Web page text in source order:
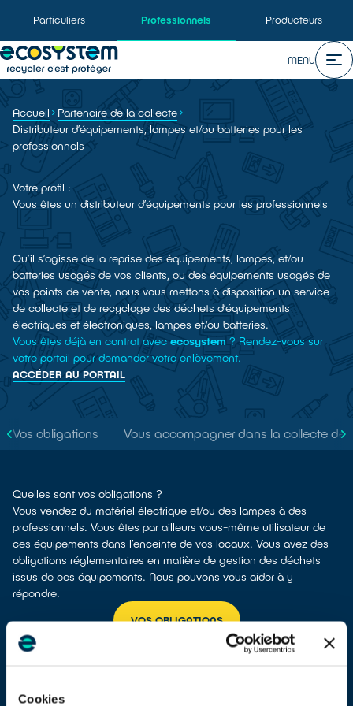
Cookies
Particuliers Professionnels Producteurs
MENU
Accueil
Partenaire de la collecte
Distributeur d’équipements, lampes et/ou batteries pour les
professionnels
Votre profil :
Vous êtes un distributeur d’équipements pour les professionnels
Qu’il s’agisse de la reprise des équipements, lampes, et/ou
batteries usagés de vos clients, ou des équipements usagés de
vos points de vente, nous vous mettons à disposition un service
de collecte et de recyclage des déchets d’équipements
électriques et électroniques, lampes et/ou batteries.
Vous êtes déjà en contrat avec ecosystem ? Rendez-vous sur
votre portail pour demander votre enlèvement.
ACCÉDER AU PORTAIL
Vos obligations Vous accompagner dans la collecte
Quelles sont vos obligations ?
Vous vendez du matériel électrique et/ou des lampes à des
professionnels. Vous êtes par ailleurs vous-même utilisateur de
ces équipements dans l’enceinte de vos locaux. Vous avez des
obligations réglementaires en matière de gestion des déchets
issus de ces équipements. Nous pouvons vous aider à y
répondre.
VOS OBLIGATIONS
Vous distribuez sous votre propre marque des équipements
directement aux utilisateurs finaux français ? Vous êtes